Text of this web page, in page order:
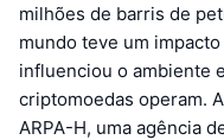
milhões de barris de
mundo teve um
influenciou o ambiente
criptomoedas operam.
ARPA-H, uma agência